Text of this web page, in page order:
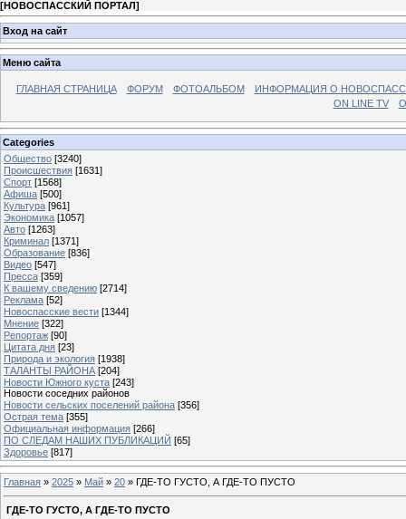
[НОВОСПАССКИЙ ПОРТАЛ]
Вход на сайт
Меню сайта
ГЛАВНАЯ СТРАНИЦА ФОРУМ ФОТОАЛЬБОМ
ИНФОРМАЦИЯ О
ON LINE TV
Categories
Общество [3240]
Происшествия [1631]
Спорт [1568]
Афиша [500]
Культура [961]
Экономика [1057]
Авто [1263]
Криминал [1371]
Образование [836]
Видео [547]
Пресса [359]
К вашему сведению [2714]
Реклама [52]
Новоспасские вести [1344]
Мнение [322]
Репортаж [90]
Цитата дня [23]
Природа и экология [1938]
ТАЛАНТЫ РАЙОНА [204]
Новости Южного куста [243]
Новости соседних районов
Новости сельских поселений района [356]
Острая тема [355]
Официальная информация [266]
ПО СЛЕДАМ НАШИХ ПУБЛИКАЦИЙ [65]
Здоровье [817]
Главная » 2025 » Май » 20 » ГДЕ-ТО ГУСТО, А ГДЕ-ТО ПУСТО
ГДЕ-ТО ГУСТО, А ГДЕ-ТО ПУСТО